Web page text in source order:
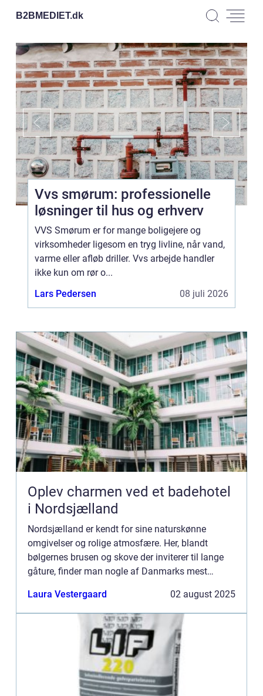
B2BMEDIET.dk
Vvs smørum: professionelle
løsninger til hus og erhverv
VVS Smørum er for mange boligejere og
virksomheder ligesom en tryg livline, når vand,
varme eller afløb driller. Vvs arbejde handler
ikke kun om rør o...
Lars Pedersen
08 juli 2026
Oplev charmen ved et badehotel
i Nordsjælland
Nordsjælland er kendt for sine naturskønne
omgivelser og rolige atmosfære. Her, blandt
bølgernes brusen og skove der inviterer til lange
gåture, finder man nogle af Danmarks mest
Laura Vestergaard 02 august 2025